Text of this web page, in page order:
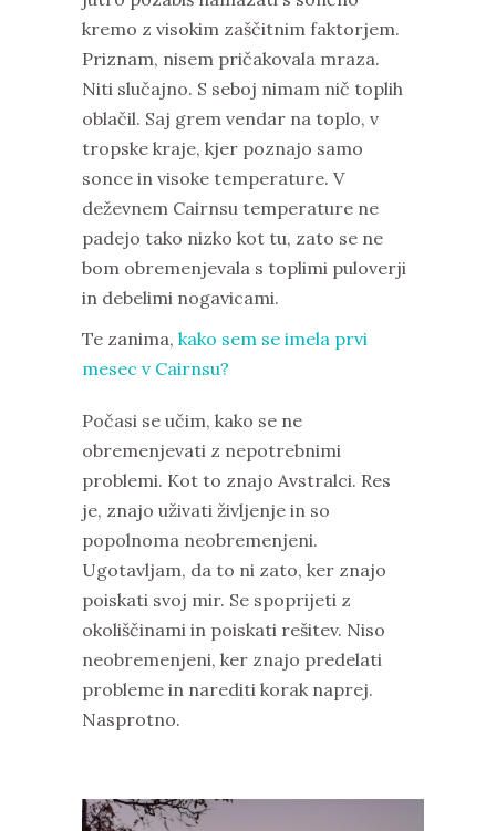
kremo z visokim zaščitnim faktorjem.
Priznam, nisem pričakovala mraza.
Niti slučajno. S seboj nimam nič toplih
oblačil. Saj grem vendar na toplo, v
tropske kraje, kjer poznajo samo
sonce in visoke temperature. V
deževnem Cairnsu temperature ne
padejo tako nizko kot tu, zato se ne
bom obremenjevala s toplimi puloverji
in debelimi nogavicami.
Te zanima, kako sem se imela prvi
mesec v Cairnsu?
Počasi se učim, kako se ne
obremenjevati z nepotrebnimi
problemi. Kot to znajo Avstralci. Res
je, znajo uživati življenje in so
popolnoma neobremenjeni.
Ugotavljam, da to ni zato, ker znajo
poiskati svoj mir. Se spoprijeti z
okoliščinami in poiskati rešitev. Niso
neobremenjeni, ker znajo predelati
probleme in narediti korak naprej.
Nasprotno.